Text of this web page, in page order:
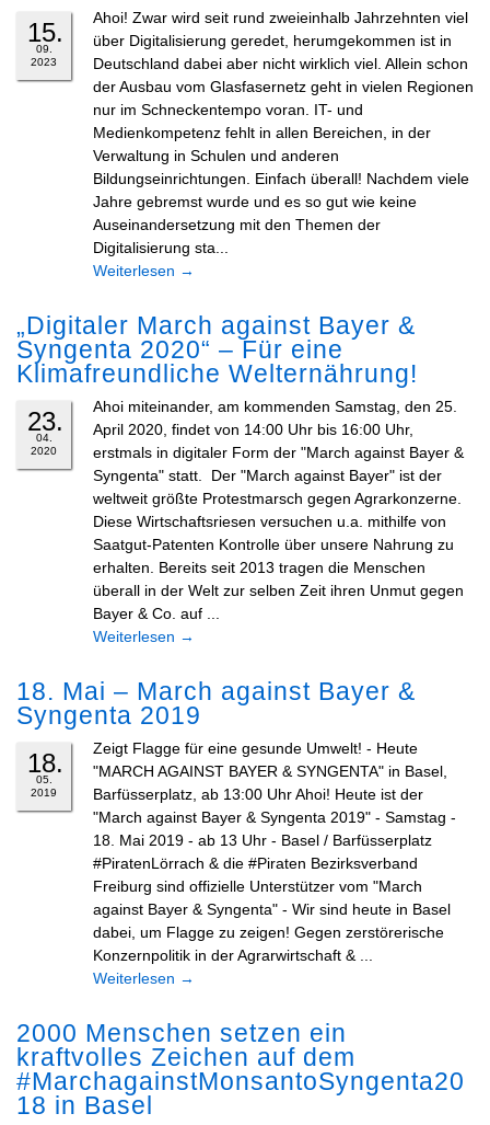
15.
09.
2023
Ahoi! Zwar wird seit rund zweieinhalb Jahrzehnten viel
über Digitalisierung geredet, herumgekommen ist in
Deutschland dabei aber nicht wirklich viel. Allein schon
der Ausbau vom Glasfasernetz geht in vielen Regionen
nur im Schneckentempo voran. IT- und
Medienkompetenz fehlt in allen Bereichen, in der
Verwaltung in Schulen und anderen
Bildungseinrichtungen. Einfach überall! Nachdem viele
Jahre gebremst wurde und es so gut wie keine
Auseinandersetzung mit den Themen der
Digitalisierung sta...
Weiterlesen →
„Digitaler March against Bayer &
Syngenta 2020“ – Für eine
Klimafreundliche Welternährung!
23.
04.
2020
Ahoi miteinander, am kommenden Samstag, den 25.
April 2020, findet von 14:00 Uhr bis 16:00 Uhr,
erstmals in digitaler Form der "March against Bayer &
Syngenta" statt. Der "March against Bayer" ist der
weltweit größte Protestmarsch gegen Agrarkonzerne.
Diese Wirtschaftsriesen versuchen u.a. mithilfe von
Saatgut-Patenten Kontrolle über unsere Nahrung zu
erhalten. Bereits seit 2013 tragen die Menschen
überall in der Welt zur selben Zeit ihren Unmut gegen
Bayer & Co. auf ...
Weiterlesen →
18. Mai – March against Bayer &
Syngenta 2019
18.
05.
2019
Zeigt Flagge für eine gesunde Umwelt! - Heute
"MARCH AGAINST BAYER & SYNGENTA" in Basel,
Barfüsserplatz, ab 13:00 Uhr Ahoi! Heute ist der
"March against Bayer & Syngenta 2019" - Samstag -
18. Mai 2019 - ab 13 Uhr - Basel / Barfüsserplatz
#PiratenLörrach & die #Piraten Bezirksverband
Freiburg sind offizielle Unterstützer vom "March
against Bayer & Syngenta" - Wir sind heute in Basel
dabei, um Flagge zu zeigen! Gegen zerstörerische
Konzernpolitik in der Agrarwirtschaft & ...
Weiterlesen →
2000 Menschen setzen ein
kraftvolles Zeichen auf dem
#MarchagainstMonsantoSyngenta20
18 in Basel